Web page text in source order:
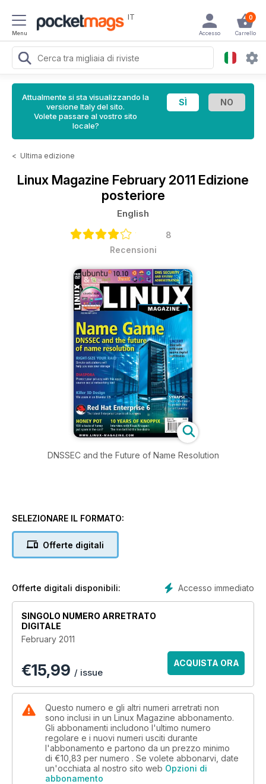
Menu
IT 0
Carrello
Accesso
Attualmente si sta visualizzando la
versione Italy del sito.
Volete passare al vostro sito
locale?
< Ultima edizione
Linux Magazine February 2011 Edizione
posteriore
English
8
Recensioni
DNSSEC and the Future of Name Resolution
SELEZIONARE IL FORMATO:
Offerte digitali
Accesso immediato
Offerte digitali disponibili:
SINGOLO NUMERO ARRETRATO
DIGITALE
February 2011
€15,99 / issue
ACQUISTA ORA
Questo numero e gli altri numeri arretrati non
sono inclusi in un Linux Magazine abbonamento.
Gli abbonamenti includono l'ultimo numero
regolare e i nuovi numeri usciti durante
l'abbonamento e partono da un prezzo minimo
di €10,83 per numero . Se volete abbonarvi, date
un'occhiata al nostro sito web Opzioni di
abbonamento